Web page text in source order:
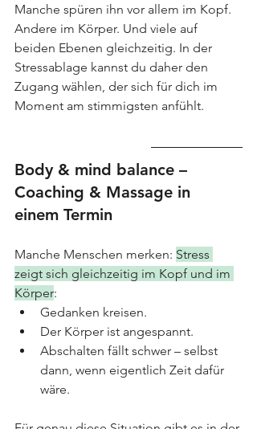
Manche spüren ihn vor allem im Kopf.
Andere im Körper. Und viele auf
beiden Ebenen gleichzeitig. In der
Stressablage kannst du daher den
Zugang wählen, der sich für dich im
Moment am stimmigsten anfühlt.
Body & mind balance –
Coaching & Massage in
einem Termin
Manche Menschen merken: Stress
zeigt sich gleichzeitig im Kopf und im
Körper:
Gedanken kreisen.
Der Körper ist angespannt.
Abschalten fällt schwer – selbst
dann, wenn eigentlich Zeit dafür
wäre.